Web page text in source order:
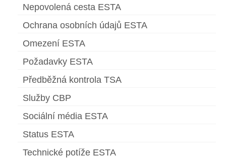
Nepovolená cesta ESTA
Ochrana osobních údajů ESTA
Omezení ESTA
Požadavky ESTA
Předběžná kontrola TSA
Služby CBP
Sociální média ESTA
Status ESTA
Technické potíže ESTA